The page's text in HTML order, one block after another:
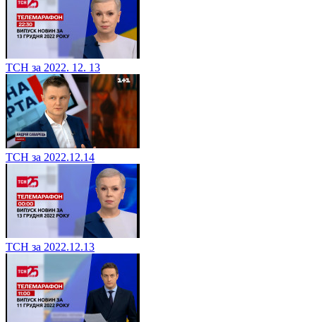
ТСН за 2022. 12. 13
ТСН за 2022.12.14
ТСН за 2022.12.13